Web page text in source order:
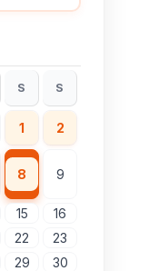
S S
1 2
8 9
15
16
22
23
29
30